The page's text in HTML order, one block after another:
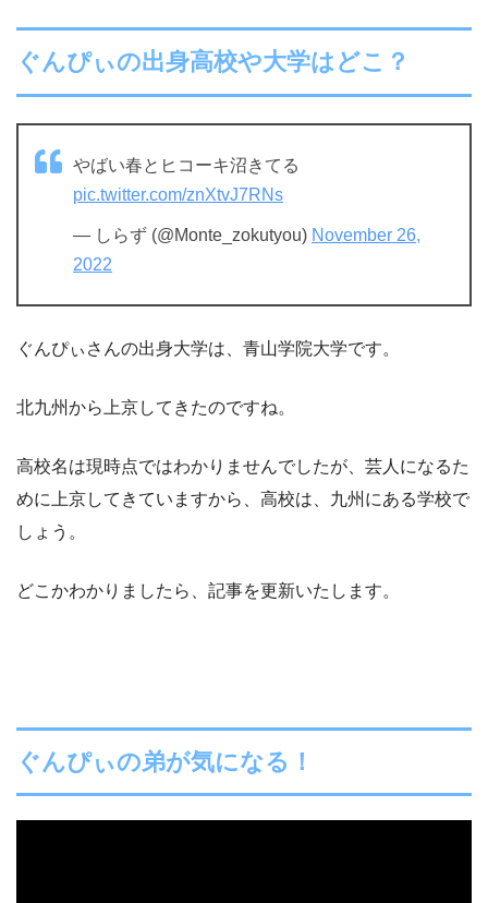
ぐんぴぃの出身高校や大学はどこ？
やばい春とヒコーキ沼きてる
pic.twitter.com/znXtvJ7RNs
— しらず (@Monte_zokutyou) November 26,
2022
ぐんぴぃさんの出身大学は、青山学院大学です。
北九州から上京してきたのですね。
高校名は現時点ではわかりませんでしたが、芸人になるた
めに上京してきていますから、高校は、九州にある学校で
しょう。
どこかわかりましたら、記事を更新いたします。
ぐんぴぃの弟が気になる！